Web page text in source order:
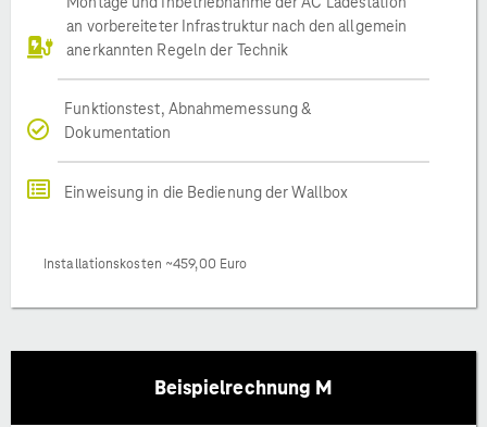
an vorbereiteter Infrastruktur nach den allgemein
anerkannten Regeln der Technik
Funktionstest, Abnahmemessung &
Dokumentation
Einweisung in die Bedienung der Wallbox
Installationskosten ~459,00 Euro
Beispielrechnung M